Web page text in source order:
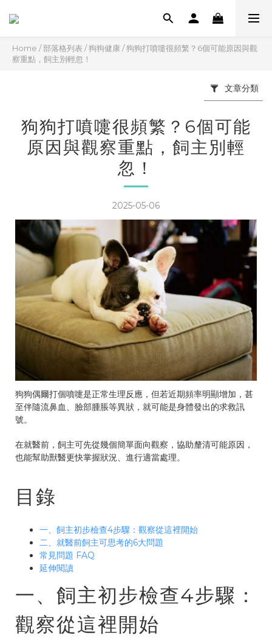
Home /部落格列表 /狗狗健康 /狗狗打噴嚏很頻繁？6個可能原因與觀
察重點，飼主別輕忽！
文章分類
狗狗打噴嚏很頻繁？6個可能
原因與觀察重點，飼主別輕
忽！
2025-05-06
狗狗偶爾打個噴嚏是正常生理反應，但若近期頻率明顯增加，甚
至伴隨流鼻血、臉部腫脹等異狀，就可能是身體發出的求救訊
號。
在就醫前，飼主可先從幾個簡單面向觀察，協助釐清可能原因，
也能幫助獸醫更快掌握狀況、進行適當處理。
目錄
一、飼主初步檢查4步驟：觀察從這裡開始
二、就醫前飼主可思考的6大問題
常見問題 FAQ
延伸閱讀
一、飼主初步檢查4步驟：
觀察從這裡開始